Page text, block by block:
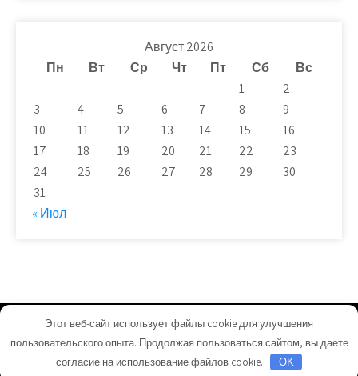
Август 2026
Пн
Вт Ср Чт Пт Сб
Вс
1
2
3
4 5 6 7 8
9
10
11 12 13 14 15
16
17
18 19 20 21 22
23
24
25 26 27 28 29
30
31
« Июл
remontnk.ru - Работает на WordPress
Тема от Grace Themes
Этот веб-сайт использует файлы cookie для улучшения
пользовательского опыта. Продолжая пользоваться сайтом, вы даете
согласие на использование файлов cookie.
OK